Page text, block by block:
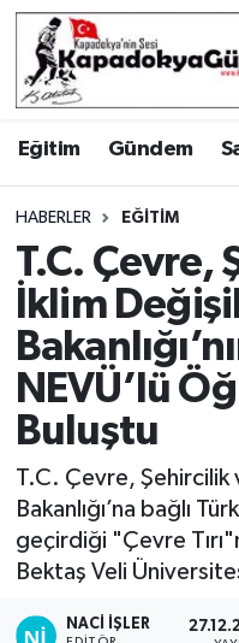
Eğitim Gündem
HABERLER EĞITIM
T.C. Çevre,
İklim
NEVÜ’lü
Buluştu
T.C. Çevre, Şehircilik
Bakanlığı’na bağlı
geçirdiği "Çevre
Bektaş Veli
NACI İŞLER
Hava Durumu
Trafik Durumu
Süper Lig Puan
Tüm Manşetler
Son Dakika
Haber Arşivi